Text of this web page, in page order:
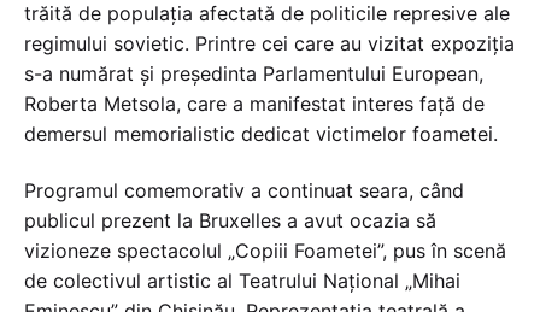
trăită de populația afectată de politicile represive ale
regimului sovietic. Printre cei care au vizitat expoziția
s-a numărat și președinta Parlamentului European,
Roberta Metsola, care a manifestat interes față de
demersul memorialistic dedicat victimelor foametei.
Programul comemorativ a continuat seara, când
publicul prezent la Bruxelles a avut ocazia să
vizioneze spectacolul „Copiii Foametei”, pus în scenă
de colectivul artistic al Teatrului Național „Mihai